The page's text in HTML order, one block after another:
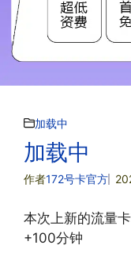
加载中
加载中
作者172号卡官方
本次上新的流量
+100分钟